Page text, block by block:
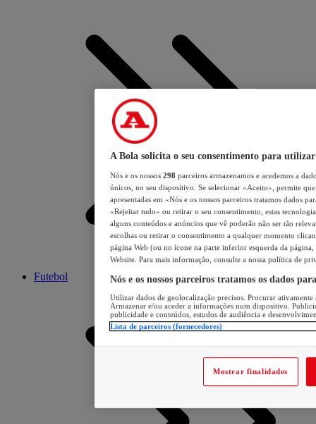
Futebol
A Bola solicita o seu consentimento para utilizar
Nós e os nossos 298 parceiros armazenamos e acedemos a
únicos, no seu dispositivo. Se selecionar «Aceito», permite
apresentadas em «Nós e os nossos parceiros tratamos dados
«Rejeitar tudo» ou retirar o seu consentimento, estas
alguns conteúdos e anúncios que vê poderão não ser tão
escolhas ou retirar o consentimento a qualquer momento
página Web (ou no ícone na parte inferior esquerda da página,
Website. Para mais informação, consulte a nossa política de
Nós e os nossos parceiros tratamos os dados
Utilizar dados de geolocalização precisos. Procurar
Armazenar e/ou aceder a informações num dispositivo.
publicidade e conteúdos, estudos de audiência e
Lista de parceiros (fornecedores)
Mostrar finalidades